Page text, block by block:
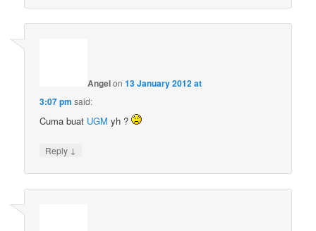
Angelon13 January 2012 at
3:07 pm said:
Cuma buat UGM yh ?
Reply ↓